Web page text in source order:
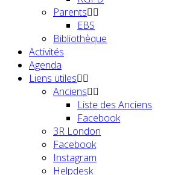
Parents
EBS
Bibliothèque
Activités
Agenda
Liens utiles
Anciens
Liste des Anciens
Facebook
3R London
Facebook
Instagram
Helpdesk